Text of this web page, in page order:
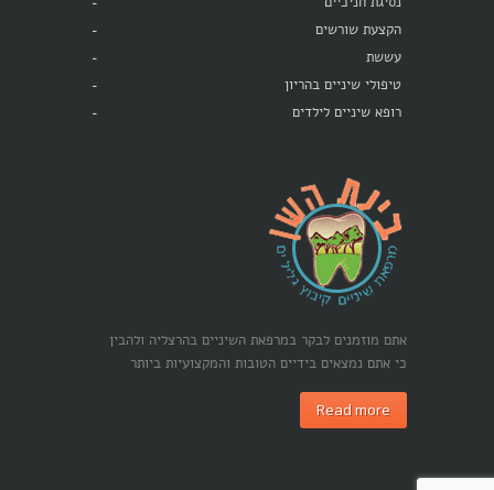
הקצעת שורשים
עששת
טיפולי שיניים בהריון
רופא שיניים לילדים
אתם מוזמנים לבקר במרפאת השיניים בהרצליה ולהבין
כי אתם נמצאים בידיים הטובות והמקצועיות ביותר
Read more